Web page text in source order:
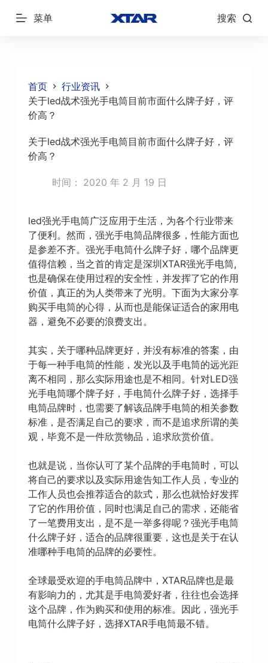
跳
菜单 搜索
首页
行业资讯
关于led战术强光手电筒目前市面什么牌子好，评
价高？
关于led战术强光手电筒目前市面什么牌子好，评
价高？
时间： 2020 年 2 月 19 日
led强光手电筒广泛应用于生活，为各个行业带来
了便利。然而，强光手电筒品牌很多，性能方面也
是参差不齐。强光手电筒什么牌子好，哪个品牌更
值得信赖，当之首的肯定是深圳XTAR强光手电筒,
也是确保在使用过程的安全性，并发挥了它的作用
价值，真正的为人类带来了光明。下面为大家分享
购买手电筒的心得，从而也是能保证适合的家用电
器，避免不必要的浪费支出。
其实，关于哪种品牌更好，并没有标准的答案，由
于每一种手电筒的性能，发光以及手电筒的远光距
离不相同，那么实际用途也是不相同。针对LED强
光手电筒哪个牌子好，手电筒什么牌子好，选择手
电筒品牌时，也需要了解该品牌手电筒的相关参数
标准，是否满足自己的要求，而不是追求所谓的美
观，毕竟不是一件欣赏物品，追求欣赏价值。
也就是说，当你认可了某个品牌的手电筒时，可以
将自己的要求以及实际用途告知工作人员，专业的
工作人员也会推荐适合的款式，那么也就恰好发挥
了它的作用价值，同时也满足自己的需求，还能省
了一笔费用支出，是不是一举多得呢？强光手电筒
什么牌子好，适合的品牌很重要，这也是关于在认
准哪种手电筒的品牌的必要性。
全球最受欢迎的手电筒品牌中，XTAR品牌也是最
有影响力的，尤其是手电筒爱好者，往往也会选择
这个品牌，作为购买和使用的标准。因此，强光手
电筒什么牌子好，选择XTAR手电筒最不错。